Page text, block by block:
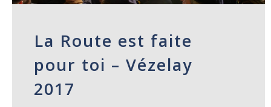
La Route est faite
pour toi – Vézelay
2017